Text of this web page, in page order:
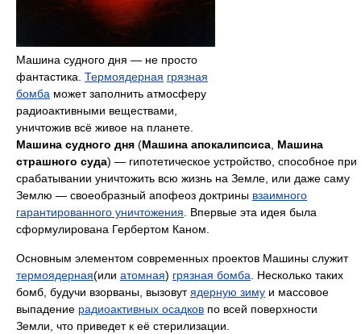
Машина судного дня — не просто
фантастика. Термоядерная грязная
бомба может заполнить атмосферу
радиоактивными веществами,
уничтожив всё живое на планете.
Машина судного дня (Машина апокалипсиса Машина
страшного суда) — гипотетическое устройство, способное при
срабатывании уничтожить всю жизнь на Земле, или даже саму
Землю — cвоеобразный апофеоз доктрины взаимного
гарантированного уничтожения . Впервые эта идея была
сформулирована Гербертом Каном.
Основным элементом современных проектов Машины служит
термоядерная(или атомная) грязная бомба . Несколько таких
бомб, будучи взорваны, вызовутядерную зиму и массовое
выпадение радиоактивных осадков по всей поверхности
Земли, что приведет к её стерилизации.